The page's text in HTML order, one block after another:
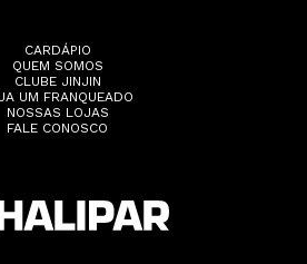
CARDÁPIO
QUEM SOMOS
CLUBE JINJIN
UM FRANQUEADO
NOSSAS LOJAS
FALE CONOSCO